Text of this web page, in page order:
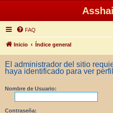
FAQ
Inicio Índice general
El administrador del sitio
haya identificado para ver
Nombre de Usuario:
Contraseña: